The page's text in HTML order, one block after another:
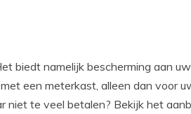
biedt namelijk bescherming aan uw
een meterkast, alleen dan voor
te veel betalen? Bekijk het